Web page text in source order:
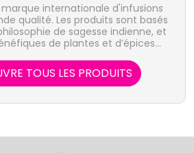
internationale d'infusions
qualité. Les produits sont basés
de sagesse indienne, et
de plantes et d’épices
TOUS LES PRODUITS